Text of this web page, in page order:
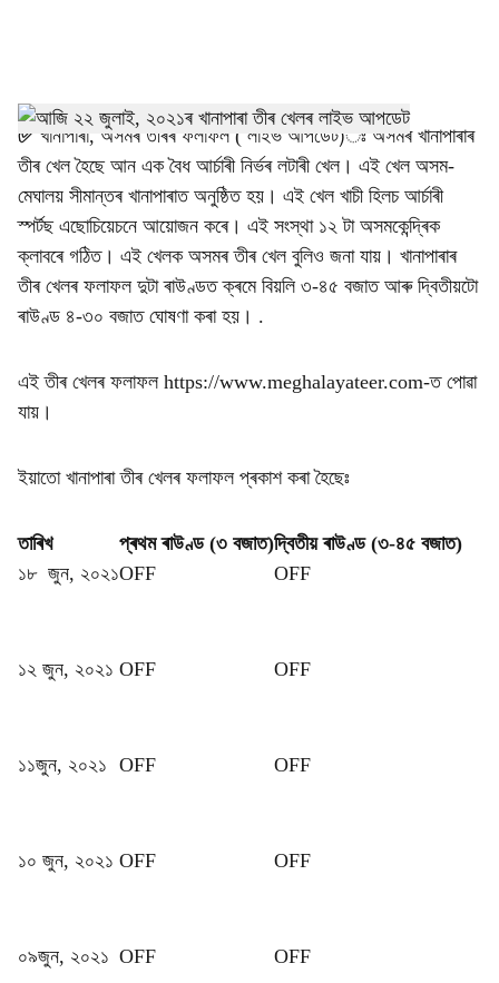
h
a
r
e
✅ খানাপাৰা, অসমৰ তীৰৰ ফলাফল ( লাইভ আপডেট)ঃ অসমৰ খানাপাৰাৰ
তীৰ খেল হৈছে আন এক বৈধ আৰ্চাৰী নিৰ্ভৰ লটাৰী খেল। এই খেল অসম-
মেঘালয় সীমান্তৰ খানাপাৰাত অনুষ্ঠিত হয়। এই খেল খাচী হিলচ আৰ্চাৰী
স্পৰ্টছ এছোচিয়েচনে আয়োজন কৰে। এই সংস্থা ১২ টা অসমকেন্দ্ৰিক
ক্লাবৰে গঠিত। এই খেলক অসমৰ তীৰ খেল বুলিও জনা যায়। খানাপাৰাৰ
তীৰ খেলৰ ফলাফল দুটা ৰাউণ্ডত ক্ৰমে বিয়লি ৩-৪৫ বজাত আৰু দ্বিতীয়টো
ৰাউণ্ড ৪-৩০ বজাত ঘোষণা কৰা হয়। .
এই তীৰ খেলৰ ফলাফল https://www.meghalayateer.com-ত পোৱা
যায়।
ইয়াতো খানাপাৰা তীৰ খেলৰ ফলাফল প্ৰকাশ কৰা হৈছেঃ
তাৰিখ প্ৰথম ৰাউণ্ড (৩ বজাত)দ্বিতীয় ৰাউণ্ড (৩-৪৫ বজাত)
১৮ জুন, ২০২১OFF OFF
১২ জুন, ২০২১ OFF OFF
১১জুন, ২০২১ OFF OFF
১০ জুন, ২০২১ OFF OFF
০৯জুন, ২০২১ OFF OFF